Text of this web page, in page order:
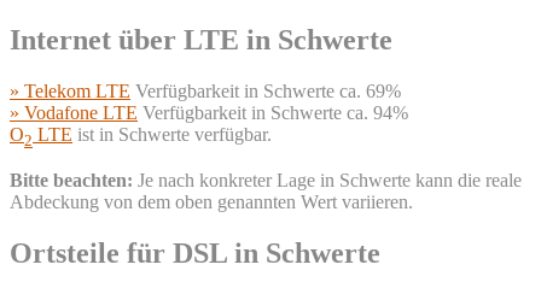
Internet über LTE in Schwerte
» Telekom LTE Verfügbarkeit in Schwerte ca. 69%
» Vodafone LTE Verfügbarkeit in Schwerte ca. 94%
O2 LTE ist in Schwerte verfügbar.
Bitte beachten: Je nach konkreter Lage in Schwerte kann die reale
Abdeckung von dem oben genannten Wert variieren.
Ortsteile für DSL in Schwerte